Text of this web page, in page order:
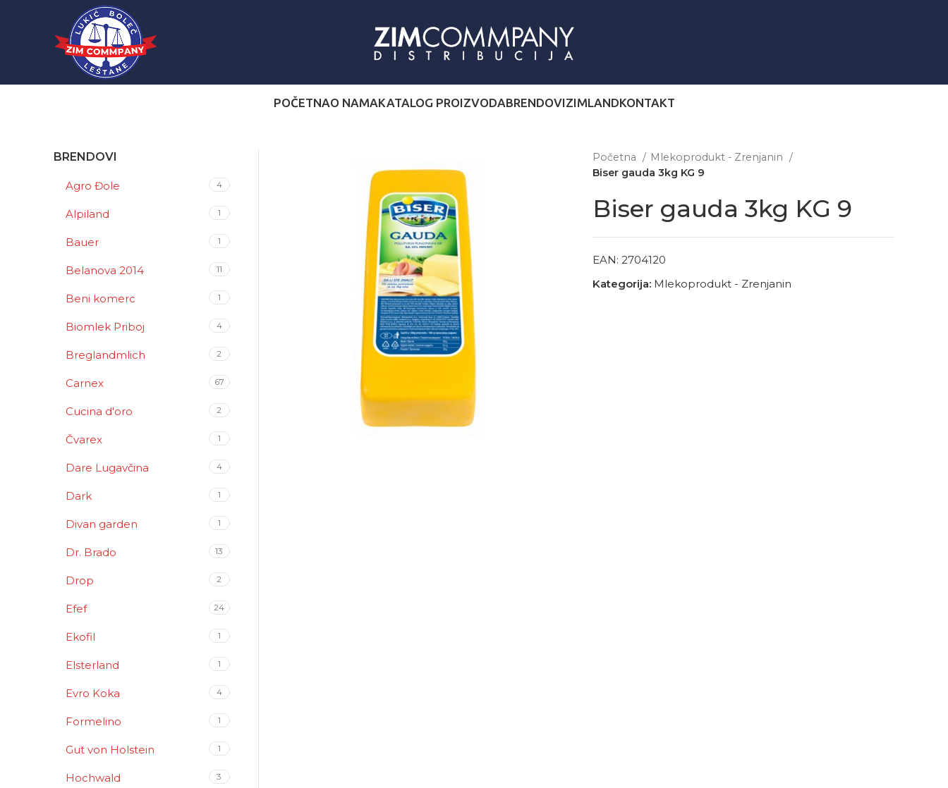
POČETNAO NAMAKATALOG PROIZVODABRENDOVIZIMLANDKONTAKT
Početna
Mlekoprodukt - Zrenjanin
Biser gauda 3kg KG 9
Biser gauda 3kg KG 9
EAN: 2704120
Kategorija: Mlekoprodukt - Zrenjanin
BRENDOVI
Agro Đole 4
Alpiland 1
Bauer 1
Belanova 2014 11
Beni komerc 1
Biomlek Priboj 4
Breglandmlich 2
Carnex 67
Cucina d'oro 2
Čvarex 1
Dare Lugavčina 4
Dark 1
Divan garden 1
Dr. Brado 13
Drop 2
Efef 24
Ekofil 1
Elsterland 1
Evro Koka 4
Formelino 1
Gut von Holstein 1
Hochwald 3